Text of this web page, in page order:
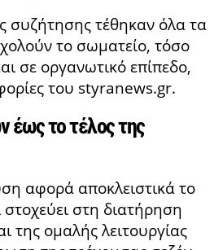
συζήτησης τέθηκαν όλα τα
το σωματείο, τόσο
σε οργανωτικό επίπεδο,
του styranews.gr.
έως το τέλος της
αφορά αποκλειστικά το
στη διατήρηση
της ομαλής λειτουργίας